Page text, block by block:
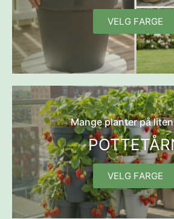
VELG FARGE
Mange planter på
VELG FARGE